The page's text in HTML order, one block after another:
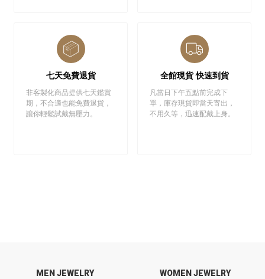
七天免費退貨
非客製化商品提供七天鑑賞
期，不合適也能免費退貨，
讓你輕鬆試戴無壓力。
全館現貨 快速到貨
凡當日下午五點前完成下
單，庫存現貨即當天寄出，
不用久等，迅速配戴上身。
MEN JEWELRY WOMEN JEWELRY